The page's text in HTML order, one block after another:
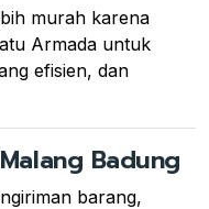
murah karena
Armada untuk
efisien, dan
Badung
barang,